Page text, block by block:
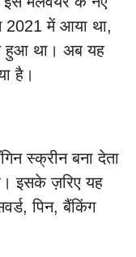
2021 में आया था,
हुआ था। अब यह
है।
स्क्रीन बना देता
इसके ज़रिए यह
पिन, बैंकिंग